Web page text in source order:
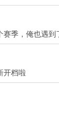
季，俺也遇到
开档啦